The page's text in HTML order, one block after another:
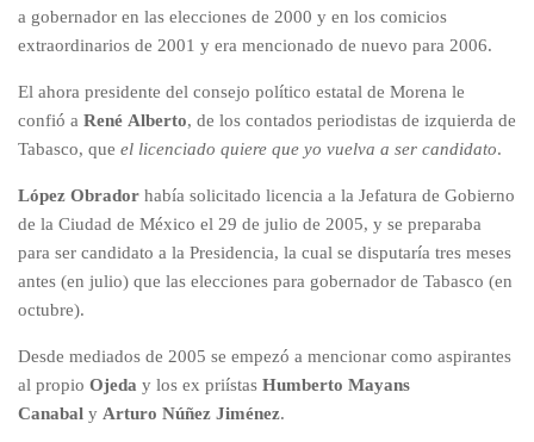
a gobernador en las elecciones de 2000 y en los comicios
extraordinarios de 2001 y era mencionado de nuevo para 2006.
El ahora presidente del consejo político estatal de Morena le
confió a René Alberto, de los contados periodistas de izquierda de
Tabasco, que el licenciado quiere que yo vuelva a ser candidato.
López Obrador había solicitado licencia a la Jefatura de Gobierno
de la Ciudad de México el 29 de julio de 2005, y se preparaba
para ser candidato a la Presidencia, la cual se disputaría tres meses
antes (en julio) que las elecciones para gobernador de Tabasco (en
octubre).
Desde mediados de 2005 se empezó a mencionar como aspirantes
al propio Ojeda y los ex priístas Humberto Mayans
Canabal y Arturo Núñez Jiménez.